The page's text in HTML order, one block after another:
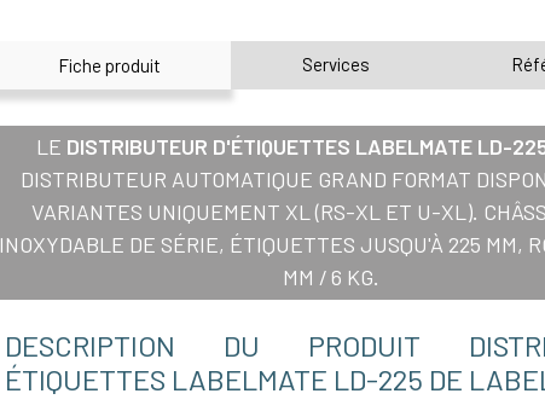
Fiche produit Services
LE DISTRIBUTEUR D'ÉTIQUETTES LABELMATE LD-
DISTRIBUTEUR AUTOMATIQUE GRAND FORMAT
VARIANTES UNIQUEMENT XL (RS-XL ET U-XL).
INOXYDABLE DE SÉRIE, ÉTIQUETTES JUSQU'À 225 MM,
MM / 6 KG.
DESCRIPTION DU PRODUIT
ÉTIQUETTES LABELMATE LD-225 DE